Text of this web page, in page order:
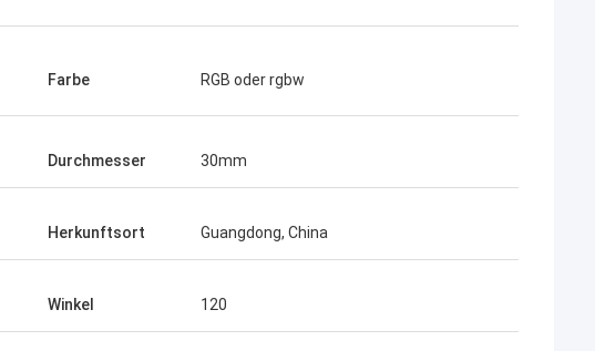
Firma aufbauen wirklich gut.
Farbe RGB oder rgbw
Durchmesser 30mm
Herkunftsort Guangdong, China
Winkel 120